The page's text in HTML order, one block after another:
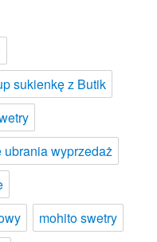
sukienkę z Butik
ubrania wyprzedaż
mohito swetry